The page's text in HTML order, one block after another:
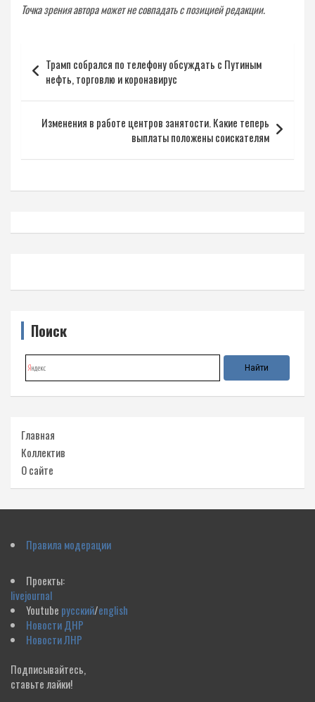
Точка зрения автора может не совпадать с позицией редакции.
Навигация
по
записям
Трамп собрался по телефону обсуждать с Путиным
нефть, торговлю и коронавирус
Изменения в работе центров занятости. Какие теперь
выплаты положены соискателям
Поиск
Главная
Коллектив
О сайте
Правила модерации
Проекты:
livejournal
Youtube русский/english
Новости ДНР
Новости ЛНР
Подписывайтесь,
ставьте лайки!